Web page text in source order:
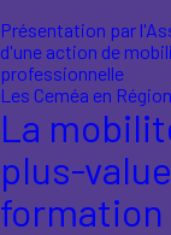
Présentation par
d'une action de
professionnelle
Les Ceméa en Région
La
plus-
formation